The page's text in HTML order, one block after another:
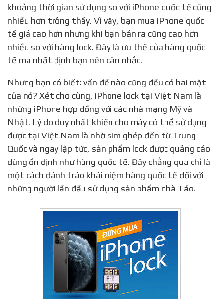
khoảng thời gian sử dụng so với iPhone quốc tế cũng
nhiều hơn trông thấy. Vì vậy, bạn mua iPhone quốc
tế giá cao hơn nhưng khi bạn bán ra cũng cao hơn
nhiều so với hàng lock. Đây là ưu thế của hàng quốc
tế mà nhất định bạn nên cân nhắc.
Nhưng bạn có biết: vấn đề nào cũng đều có hai mặt
của nó? Xét cho cùng, iPhone lock tại Việt Nam là
những iPhone hợp đồng với các nhà mạng Mỹ và
Nhật. Lý do duy nhất khiến cho máy có thể sử dụng
được tại Việt Nam là nhờ sim ghép đến từ Trung
Quốc và ngay lập tức, sản phẩm lock được quảng cáo
dùng ổn định như hàng quốc tế. Đây chẳng qua chỉ là
một cách đánh tráo khái niệm hàng quốc tế đối với
những người lần đầu sử dụng sản phẩm nhà Táo.